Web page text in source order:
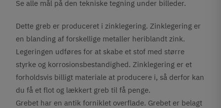
Se alle mål på den tekniske tegning under billeder.
Dette greb er produceret i zinklegering. Zinklegering er
en blanding af forskellige metaller heriblandt zink.
Legeringen udføres for at skabe et stof med større
styrke og korrosionsbestandighed. Zinklegering er et
forholdsvis billigt materiale at producere i, så derfor kan
du få et flot og lækkert greb til få penge.
Grebet har en antik forniklet overflade. Grebet er belagt